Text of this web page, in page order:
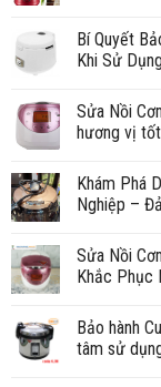
Bí Quyết
Khi Sử
Sửa Nồi
hương vị
Khám Phá
Nghiệp –
Sửa Nồi
Khắc Phục
Bảo hành
tâm sử